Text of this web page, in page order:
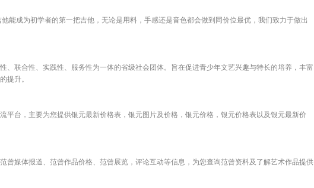
能成为初学者的第一把吉他，无论是用料，手感还是音色都会做到同价位最优，我们致力于做出
、联合性、实践性、服务性为一体的省级社会团体。旨在促进青少年文艺兴趣与特长的培养，丰富
提升。
平台，主要为您提供银元最新价格表，银元图片及价格，银元价格，银元价格表以及银元最新价
曾媒体报道、范曾作品价格、范曾展览，评论互动等信息，为您查询范曾资料及了解艺术作品提供